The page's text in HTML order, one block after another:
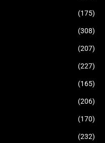
(175)
(308)
(207)
(227)
(165)
(206)
(170)
(232)